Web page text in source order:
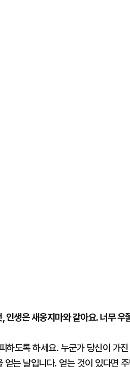
생은 새옹지마와 같아요. 너무 우
도록 하세요. 누군가 당신이 가
는 날입니다. 얻는 것이 있다면